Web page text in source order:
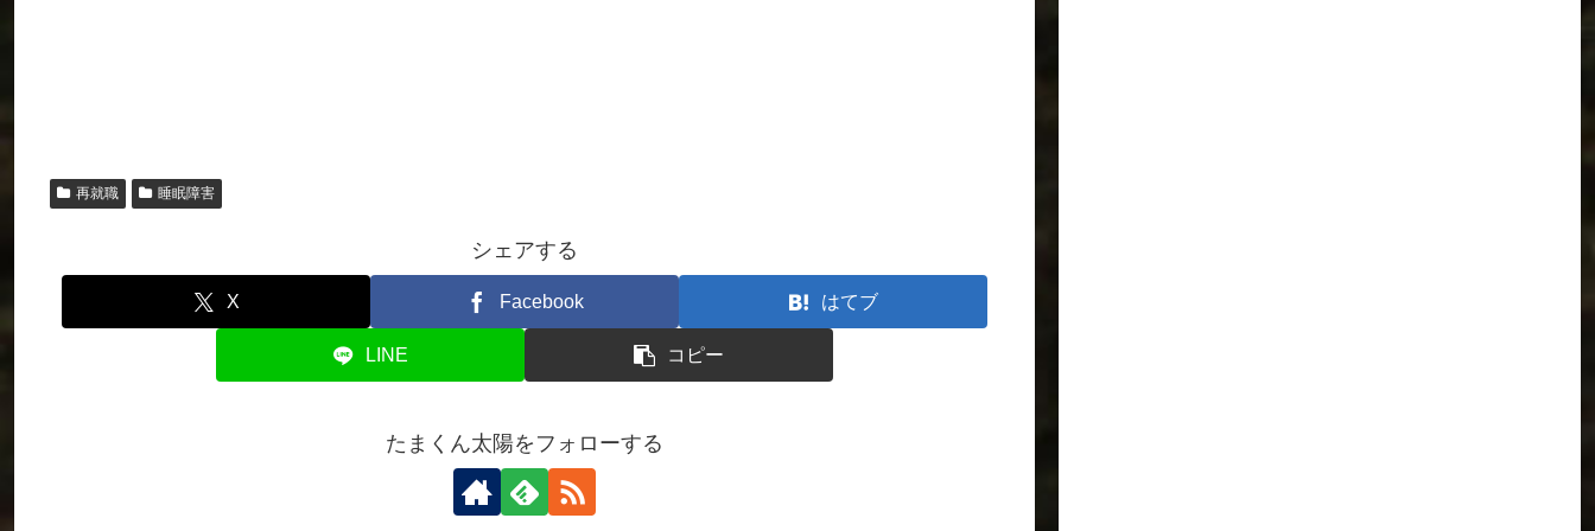
再就職 睡眠障害
シェアする
X Facebook はてブ
LINE コピー
たまくん太陽をフォローする